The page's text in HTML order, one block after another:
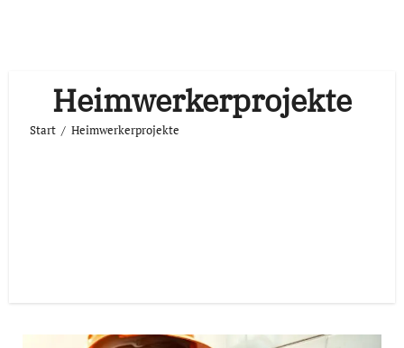
Heimwerkerprojekte
Start Heimwerkerprojekte